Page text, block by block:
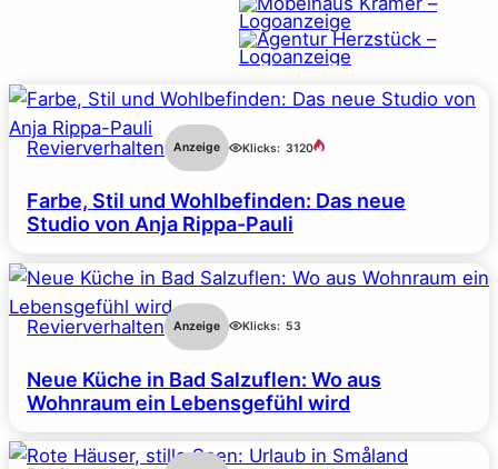
Revierverhalten Anzeige Klicks: 3120
Farbe, Stil und Wohlbefinden: Das neue
Studio von Anja Rippa-Pauli
Revierverhalten Anzeige Klicks: 53
Neue Küche in Bad Salzuflen: Wo aus
Wohnraum ein Lebensgefühl wird